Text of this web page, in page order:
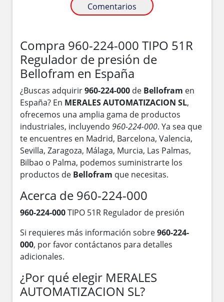
Comentarios
Compra 960-224-000 TIPO 51R
Regulador de presión de
Bellofram en España
¿Buscas adquirir960-224-000 de Bellofram en
España? En MERALES AUTOMATIZACION SL,
ofrecemos una amplia gama de productos
industriales, incluyendo 960-224-000. Ya sea que
te encuentres en Madrid, Barcelona, Valencia,
Sevilla, Zaragoza, Málaga, Murcia, Las Palmas,
Bilbao o Palma, podemos suministrarte los
productos de Bellofram que necesitas.
Acerca de 960-224-000
960-224-000TIPO 51R Regulador de presión
Si requieres más información sobre960-224-
000, por favor contáctanos para detalles
adicionales.
¿Por qué elegir MERALES
AUTOMATIZACION SL?